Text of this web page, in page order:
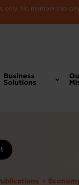
only. No membership
Business
Solutions